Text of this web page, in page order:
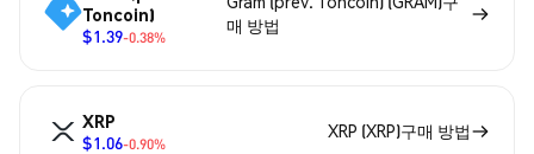
Toncoin)
$1.39-0.38%
매 방법
XRP
$1.06-0.90%
XRP (XRP)구매 방법